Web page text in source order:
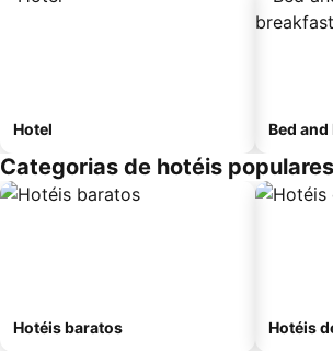
Hotel Bed
Categorias de hotéis
Hotéis baratos Hotéis